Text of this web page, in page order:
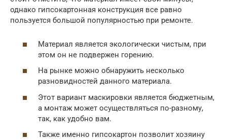
однако гипсокартонная конструкция все равно
пользуется большой популярностью при ремонте.
Материал является экологически чистым, при
этом он не подвержен горению.
На рынке можно обнаружить несколько
разновидностей данного материала.
Этот вариант маскировки является бюджетным,
а монтаж может осуществляться по-разному,
так, как удобно вам.
Также именно гипсокартон позволит хозяину